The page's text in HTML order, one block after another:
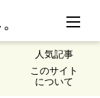
人気記事
このサイト
について